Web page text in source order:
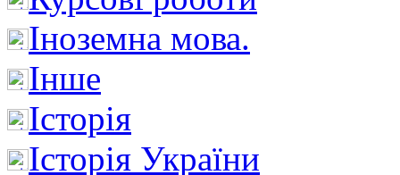
Іноземна мова.
Інше
Історія
Історія України